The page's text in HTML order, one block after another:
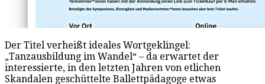
Der Titel verheißt ideales Wortgeklingel:
„Tanzausbildung im Wandel“ – da erwartet der
interessierte, in den letzten Jahren von etlichen
Skandalen geschüttelte Ballettpädagoge etwas